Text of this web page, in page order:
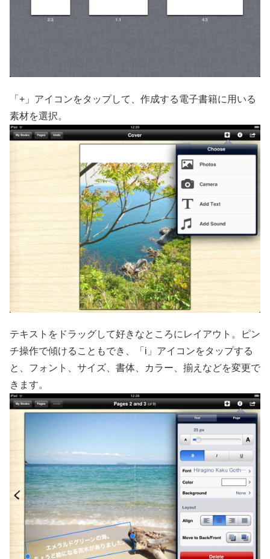
「+」アイコンをタップして、作成する電子書籍に用いる
素材を選択。
テキストをドラッグして好きなところにレイアウト。ピン
チ操作で傾けることもでき、「i」アイコンをタップする
と、フォント、サイズ、書体、カラー、揃えなどを変更で
きます。